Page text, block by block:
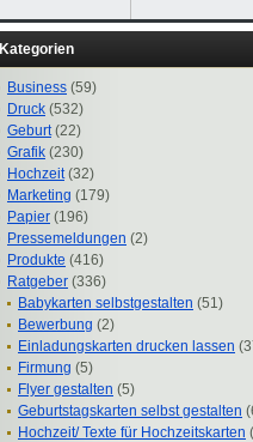
Kategorien
Business (59)
Druck (532)
Geburt(22)
Grafik (230)
Hochzeit(32)
Marketing (179)
Papier (196)
Pressemeldungen (2)
Produkte (416)
Ratgeber (336)
Babykarten selbstgestalten (51)
Bewerbung (2)
Einladungskarten drucken lassen
Firmung (5)
Flyer gestalten (5)
Geburtstagskarten selbst gestalten
Hochzeit/ Texte für Hochzeitskarten